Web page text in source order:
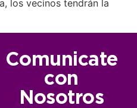
los vecinos tendrán la
Comunicate
con
Nosotros